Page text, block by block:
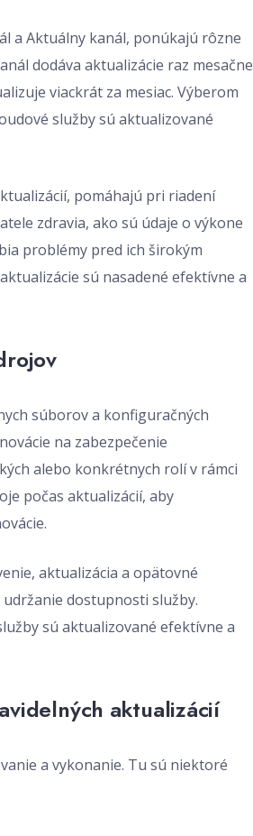
a Aktuálny kanál, ponúkajú rôzne
dodáva aktualizácie raz mesačne
viackrát za mesiac. Výberom
služby sú aktualizované
pomáhajú pri riadení
zdravia, ako sú údaje o výkone
problémy pred ich širokým
sú nasadené efektívne a
súborov a konfiguračných
na zabezpečenie
alebo konkrétnych rolí v rámci
počas aktualizácií, aby
aktualizácia a opätovné
dostupnosti služby.
sú aktualizované efektívne a
aktualizácií
a vykonanie. Tu sú niektoré